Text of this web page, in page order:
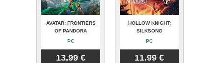
AVATAR: FRONTIERS
OF PANDORA
PC
13.99 €
HOLLOW KNIGHT:
SILKSONG
PC
11.99 €